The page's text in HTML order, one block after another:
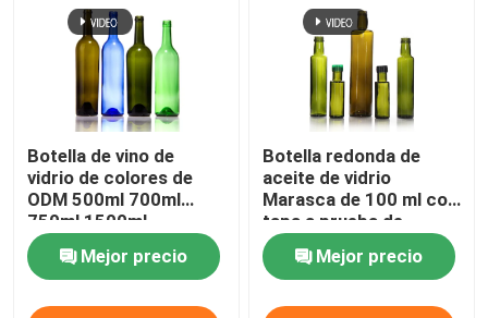
Botella de vino de
vidrio de colores de
ODM 500ml 700ml
750ml 1500ml
Mejor precio
Botella redonda de
aceite de vidrio
Marasca de 100 ml con
tapa a prueba de
alteraciones
Mejor precio